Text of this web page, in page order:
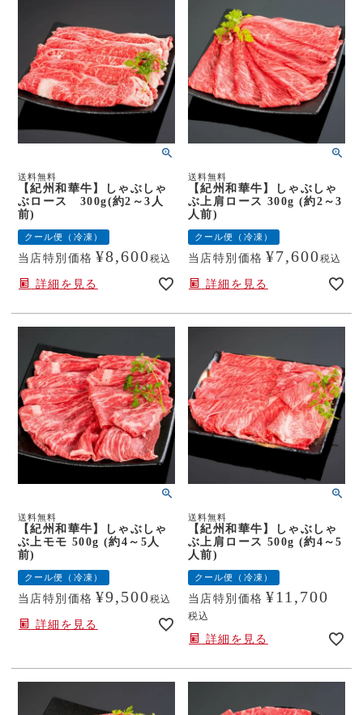
送料無料
【紀州和華牛】しゃぶしゃ
ぶロース 300g(約2～3人
前)
クール便（冷凍）
当店特別価格 ¥8,600税込
詳細を見る
送料無料
【紀州和華牛】しゃぶしゃ
ぶ上肩ロース 300g (約2～3
人前)
クール便（冷凍）
当店特別価格 ¥7,600税込
詳細を見る
送料無料
【紀州和華牛】しゃぶしゃ
ぶ上モモ 500g (約4～5人
前)
クール便（冷凍）
当店特別価格 ¥9,500税込
詳細を見る
送料無料
【紀州和華牛】しゃぶしゃ
ぶ上肩ロース 500g (約4～5
人前)
クール便（冷凍）
当店特別価格 ¥11,700
税込
詳細を見る